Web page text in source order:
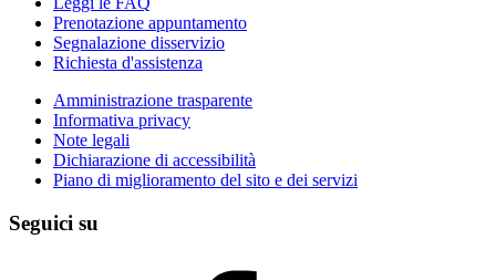
Prenotazione appuntamento
Segnalazione disservizio
Richiesta d'assistenza
Amministrazione trasparente
Informativa privacy
Note legali
Dichiarazione di accessibilità
Piano di miglioramento del sito e dei servizi
Seguici su